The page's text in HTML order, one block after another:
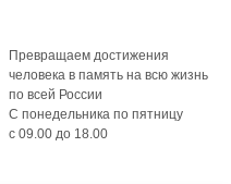
Превращаем достижения
человека в память на всю жизнь
по всей России
С понедельника по пятницу
с 09.00 до 18.00